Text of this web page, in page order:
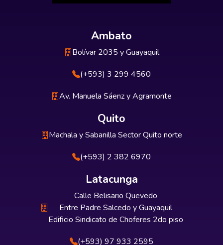
Ambato
Bolívar 2035 y Guayaquil
(+593) 3 299 4560
Av. Manuela Sáenz y Agramonte
Quito
Machala y Sabanilla Sector Quito norte
(+593) 2 382 6970
Latacunga
Calle Belisario Quevedo
Entre Padre Salcedo y Guayaquil
Edificio Sindicato de Choferes 2do piso
(+593) 97 933 2595